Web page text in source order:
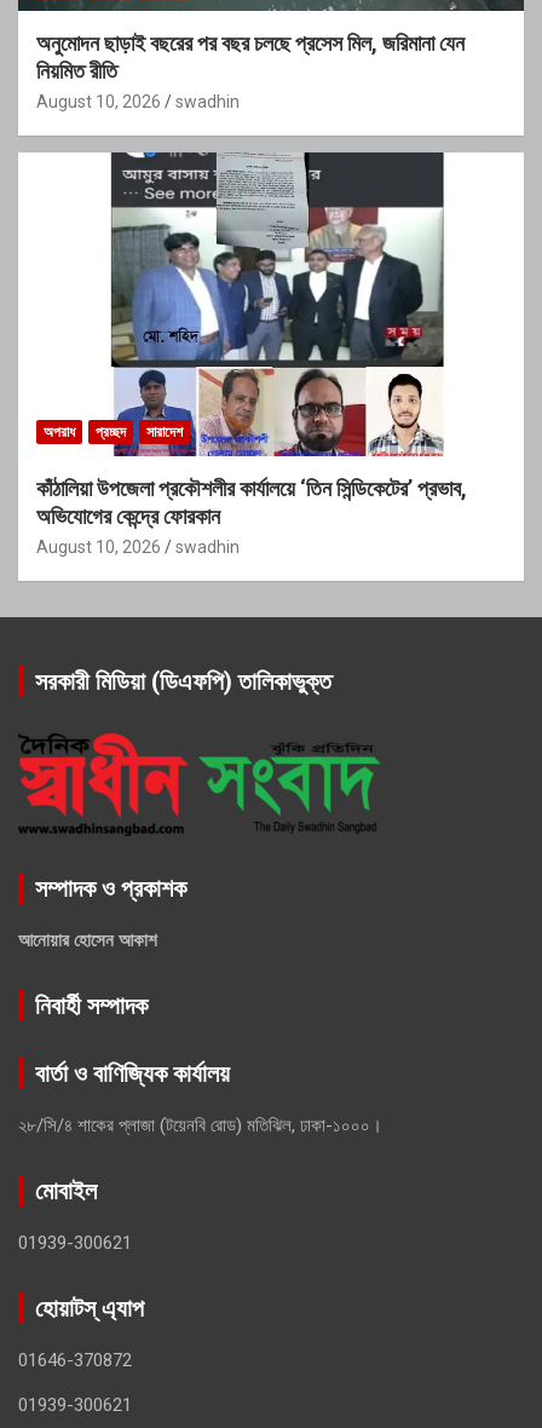
অনুমোদন ছাড়াই বছরের পর বছর চলছে প্রসেস মিল, জরিমানা যেন
নিয়মিত রীতি
August 10, 2026 swadhin
অপরাধ প্রচ্ছদ সারাদেশ
কাঁঠালিয়া উপজেলা প্রকৌশলীর কার্যালয়ে ‘তিন সিন্ডিকেটের’ প্রভাব,
অভিযোগের কেন্দ্রে ফোরকান
August 10, 2026 swadhin
সরকারী মিডিয়া (ডিএফপি) তালিকাভুক্ত
সম্পাদক ও প্রকাশক
আনোয়ার হোসেন আকাশ
নিবার্হী সম্পাদক
বার্তা ও বাণিজ্যিক কার্যালয়
২৮/সি/৪ শাকের প্লাজা (টয়েনবি রোড) মতিঝিল, ঢাকা-১০০০।
মোবাইল
01939-300621
হোয়াটস্ এ্যাপ
01646-370872
01939-300621